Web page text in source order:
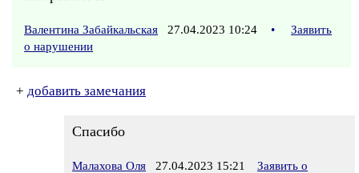
Валентина Забайкальская 27.04.2023 10:24 •
Заявить
о нарушении
+ добавить замечания
Спасибо
Малахова Оля 27.04.2023 15:21
Заявить о